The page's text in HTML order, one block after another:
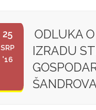
25
SRP
'16
ODLUKA
IZRADU